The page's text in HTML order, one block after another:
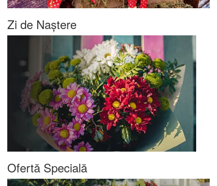
Zi de Naștere
Ofertă Specială